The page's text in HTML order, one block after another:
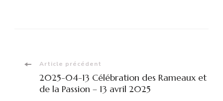
Navigation
d'article
Article précédent
2025-04-13 Célébration des Rameaux et
de la Passion – 13 avril 2025